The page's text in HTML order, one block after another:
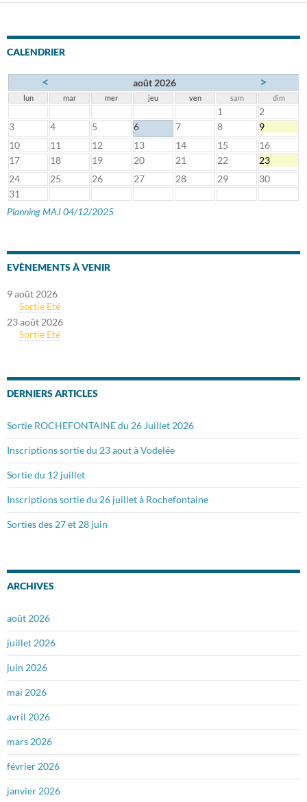
CALENDRIER
< août 2026 >
lun mar mer jeu ven sam dim
1
2
3
4 5 6 7 8
9
10
11 12 13 14 15
16
17
18 19 20 21 22
23
24
25 26 27 28 29
30
31
Planning MAJ 04/12/2025
EVÈNEMENTS À VENIR
9 août 2026
Sortie Eté
23 août 2026
Sortie Eté
DERNIERS ARTICLES
Sortie ROCHEFONTAINE du 26 Juillet 2026
Inscriptions sortie du 23 aout à Vodelée
Sortie du 12 juillet
Inscriptions sortie du 26 juillet à Rochefontaine
Sorties des 27 et 28 juin
ARCHIVES
août 2026
juillet 2026
juin 2026
mai 2026
avril 2026
mars 2026
février 2026
janvier 2026